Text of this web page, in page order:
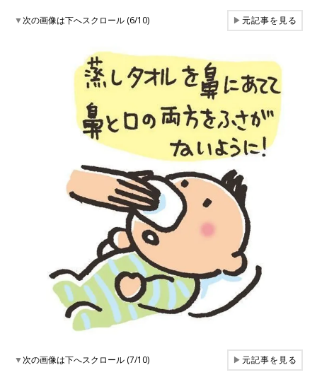
▼次の画像は下へスクロール (6/10) ▶元記事を見る
▼次の画像は下へスクロール (7/10) ▶元記事を見る